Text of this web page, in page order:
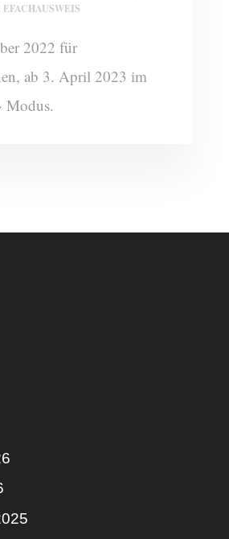
EFACHAUSWEIS
2022 für
ab 3. April 2023 im
Modus.